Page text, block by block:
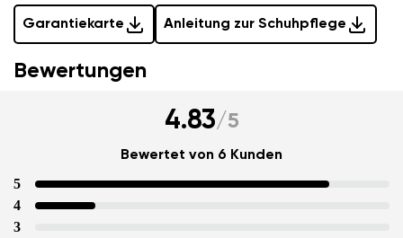
Garantiekarte Anleitung zur Schuhpflege
Bewertungen
4.83/5
Bewertet von 6 Kunden
5
4
3